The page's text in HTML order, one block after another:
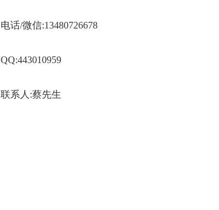
电话/微信:13480726678
QQ:443010959
联系人:蔡先生